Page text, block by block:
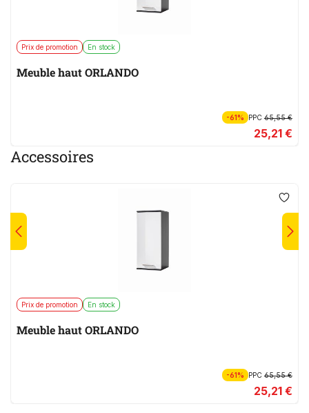
Prix de promotion En stock
Meuble haut ORLANDO
-61% PPC65,55 €
25,21 €
Accessoires
Prix de promotion En stock
Meuble haut ORLANDO
-61% PPC65,55 €
25,21 €